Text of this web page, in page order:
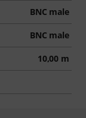
BNC male
BNC male
10,00 m